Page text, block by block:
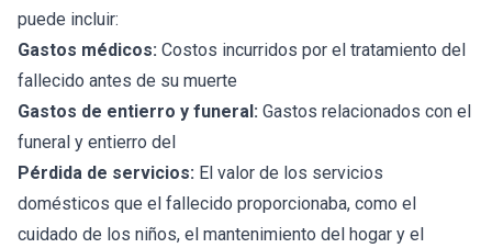
puede incluir:
Gastos médicos: Costos incurridos por el tratamiento del
fallecido antes de su muerte
Gastos de entierro y funeral: Gastos relacionados con el
funeral y entierro del
Pérdida de servicios: El valor de los servicios
domésticos que el fallecido proporcionaba, como el
cuidado de los niños, el mantenimiento del hogar y el